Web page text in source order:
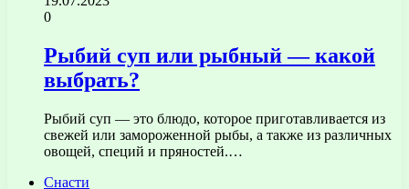
0
Рыбий суп или рыбный — какой
выбрать?
Рыбий суп — это блюдо, которое приготавливается из
свежей или замороженной рыбы, а также из различных
овощей, специй и пряностей.…
Снасти